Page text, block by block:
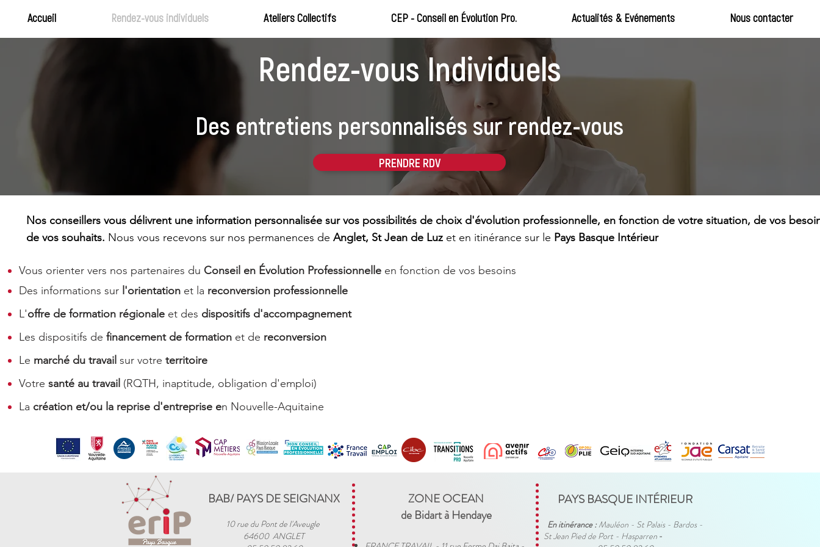
Accueil Rendez-vous individuels Ateliers Collectifs CEP - Conseil en Évolution Pro. Actualités & Evénements Nous contacter
Nos conseillers vous délivrent une information personnalisée sur vos possibilités de choix d'évolution professionnelle, en fonction de votre situation, de vos
de vos souhaits. Nous vous recevons sur nos permanences de Anglet, St Jean de Luz et en itinérance sur le Pays Basque Intérieur
Vous orienter vers nos partenaires du Conseil en Évolution Professionnelle en fonction de vos besoins
Des informations sur l'orientation et la reconversion professionnelle
L'offre de formation régionale et des dispositifs d'accompagnement
Les dispositifs de financement de formation et de reconversion
Le marché du travail sur votre territoire
Votre santé au travail (RQTH, inaptitude, obligation d'emploi)
La création et/ou la reprise d'entreprise en Nouvelle-Aquitaine
Rendez-vous Individuels
Des entretiens personnalisés sur rendez-vous
PRENDRE RDV
BAB/ PAYS DE SEIGNANX
10 rue du Pont de l'Aveugle
64600 ANGLET
ZONE OCEAN
de Bidart à Hendaye​
PAYS BASQUE INTÉRIEUR
En itinérance :Mauléon - St Palais - Bardos -
St Jean Pied de Port - Hasparren -